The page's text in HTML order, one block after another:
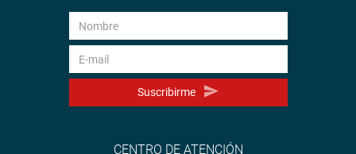
Suscribirme
CENTRO DE ATENCIÓN